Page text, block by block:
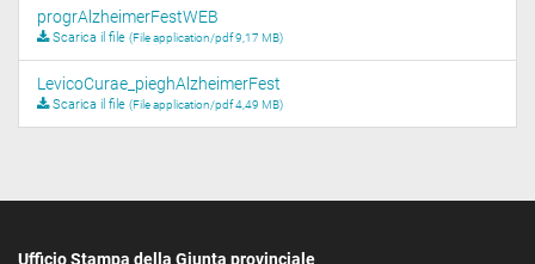
progrAlzheimerFestWEB
Scarica il file (File application/pdf 9,17 MB)
LevicoCurae_pieghAlzheimerFest
Scarica il file (File application/pdf 4,49 MB)
Ufficio Stampa della Giunta provinciale